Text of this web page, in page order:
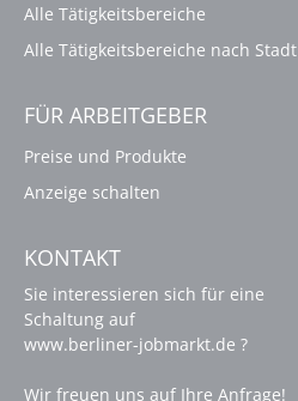
Alle Tätigkeitsbereiche
Alle Tätigkeitsbereiche nach Stadt
FÜR ARBEITGEBER
Preise und Produkte
Anzeige schalten
KONTAKT
Sie interessieren sich für eine
Schaltung auf
www.berliner-jobmarkt.de ?
Wir freuen uns auf Ihre Anfrage!